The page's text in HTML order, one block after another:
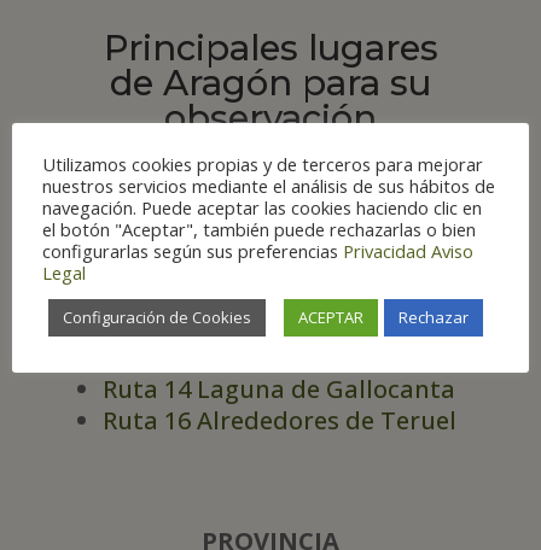
Principales lugares
de Aragón para su
observación
RUTAS
Ruta 7 Monegros y Bajo Cinca
Ruta 9 Zaragoza y alrededores
Ruta 10 Caspe y Mequinenza
Ruta 14 Laguna de Gallocanta
Ruta 16 Alrededores de Teruel
PROVINCIA
Utilizamos cookies propias y de terceros para mejorar
nuestros servicios mediante el análisis de sus hábitos de
navegación. Puede aceptar las cookies haciendo clic en
el botón "Aceptar", también puede rechazarlas o bien
configurarlas según sus preferencias Privacidad Aviso
Legal
Configuración de Cookies ACEPTAR Rechazar